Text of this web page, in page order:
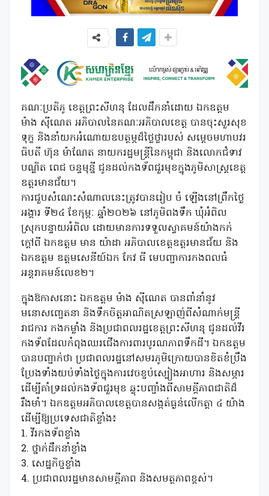
គណៈប្រតិភូ ខេត្តព្រះសីហនុ ដែលដឹកនាំដោយ ឯកឧត្តម
ម៉ាង ស៊ីណេត អភិបាលនៃគណៈអភិបាលខេត្ត បានចុះសួរសុខ
ទុក្ខ និងនាំយកអំណោយឧបត្ថម្ភដ៏ថ្លៃថ្លារបស់ សម្តេចមហាបវរ
ធិបតី ហ៊ុន ម៉ាណែត នាយករដ្ឋមន្ត្រីនៃកម្ពុជា និងលោកជំទាវ
បណ្ឌិត ពេជ ចន្ទមុន្នី ជូនដល់កងទ័ពជួរមុខក្នុងភូមិសាស្ត្រខេត្ត
ឧត្តរមានជ័យ។
ការជួបសំណេះសំណាលនេះត្រូវបានរៀប ចំ ឡើងនៅព្រឹកថ្ងៃ
អង្គារ ទី២៤ ខែកុម្ភៈ ឆ្នាំ២០២៦ នៅភូមិពងទឹក ឃុំអំពិល
ស្រុកបន្ទាយអំពិល ដោយមានការទទួលស្វាគមន៍យ៉ាងកក់
ក្តៅពី ឯកឧត្តម មាន យ៉ាដា អភិបាលខេត្តឧត្តរមានជ័យ និង
ឯកឧត្តម ឧត្តមសេនីយ៍ឯក កែវ ធី មេបញ្ជាការកងពលធំ
អន្តរាគមន៍លេខ២។
ក្នុងឱកាសនោះ ឯកឧត្តម ម៉ាង ស៊ីណេត បានពាំនាំនូវ
មនោសញ្ចេតនា និងទឹកចិត្តអាណិតស្រឡាញ់ពីសំណាក់មន្ត្រី
រាជការ កងកម្លាំង និងប្រជាពលរដ្ឋខេត្តព្រះសីហនុ ជូនដល់វីរ
កងទ័ពដែលកំពុងឈរជើងការពារបូរណភាពទឹកដី។ ឯកឧត្តម
បានបញ្ជាក់ថា ប្រជាពលរដ្ឋនៅសមរភូមិក្រោយបានខិតខំប្រឹង
ប្រែងទាំងយប់ទាំងថ្ងៃក្នុងការវេចខ្ចប់ស្បៀងអាហារ និងសម្ភារ
ដើម្បីគាំទ្រដល់កងទ័ពជួរមុខ ឆ្លុះបញ្ចាំងពីសាមគ្គីភាពជាតិដ៏
រឹងមាំ។ ឯកឧត្តមអភិបាលខេត្តបានសង្កត់ធ្ងន់លើកត្តា ៤ យ៉ាង
ដើម្បីឱ្យប្រទេសជាតិខ្លាំង៖
1. វីរកងទ័ពខ្លាំង
2. ថ្នាក់ដឹកនាំខ្លាំង
3. សេដ្ឋកិច្ចខ្លាំង
4. ប្រជាពលរដ្ឋមានសាមគ្គីភាព និងសមត្ថភាពខ្ពស់។